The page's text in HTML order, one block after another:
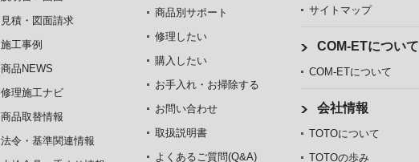
見積・図面請求
施工事例
商品NEWS
修理施工ナビ
商品取替情報
法令・基準関連情報
商品別サポート
修理したい
購入したい
お手入れ・お掃除する
お問い合わせ
取扱説明書
よくあるご質問(Q&A)
サイトマップ
COM-ETについて
COM-ETについて
会社情報
TOTOについて
TOTOの歩み